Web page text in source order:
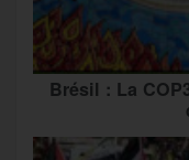
Brésil : La